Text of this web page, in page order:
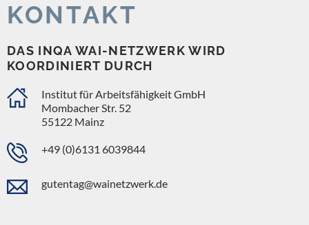
KONTAKT
DAS INQA WAI-NETZWERK WIRD
KOORDINIERT DURCH
Institut für Arbeitsfähigkeit GmbH
Mombacher Str. 52
55122 Mainz
+49 (0)6131 6039844
gutentag@wainetzwerk.de